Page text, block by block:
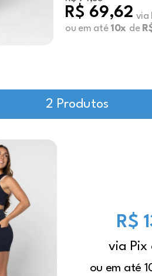
R$ 69,62 via
ou em até 10x de
2 Produtos
R$
via Pix
ou em até